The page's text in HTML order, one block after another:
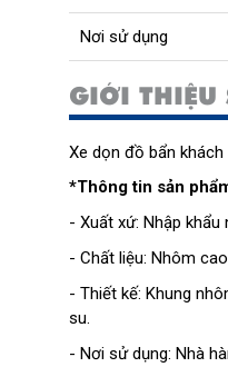
Nơi sử dụng
GIỚI
Xe dọn đồ bẩn khách
*Thông tin sản
- Xuất xứ: Nhập khẩu
- Chất liệu: Nhôm
- Thiết kế: Khung
su.
- Nơi sử dụng: Nhà